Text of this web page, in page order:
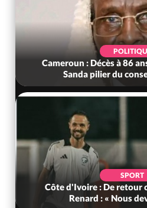
Cameroun : Décès à 86
Sanda pilier du
SPORT
Côte d'Ivoire : De retour
Renard : « Nous